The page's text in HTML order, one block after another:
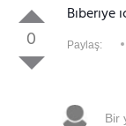
0
Bıberıye
Paylaş: